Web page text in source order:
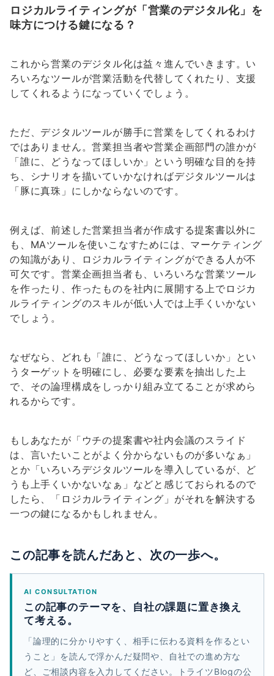
ロジカルライティングが「営業のデジタル化」を
味方につける鍵になる？
これから営業のデジタル化は益々進んでいきます。い
ろいろなツールが営業活動を代替してくれたり、支援
してくれるようになっていくでしょう。
ただ、デジタルツールが勝手に営業をしてくれるわけ
ではありません。営業担当者や営業企画部門の誰かが
「誰に、どうなってほしいか」という明確な目的を持
ち、シナリオを描いていかなければデジタルツールは
「豚に真珠」にしかならないのです。
例えば、前述した営業担当者が作成する提案書以外に
も、MAツールを使いこなすためには、マーケティング
の知識があり、ロジカルライティングができる人が不
可欠です。営業企画担当者も、いろいろな営業ツール
を作ったり、作ったものを社内に展開する上でロジカ
ルライティングのスキルが低い人では上手くいかない
でしょう。
なぜなら、どれも「誰に、どうなってほしいか」とい
うターゲットを明確にし、必要な要素を抽出した上
で、その論理構成をしっかり組み立てることが求めら
れるからです。
もしあなたが「ウチの提案書や社内会議のスライド
は、言いたいことがよく分からないものが多いなぁ」
とか「いろいろデジタルツールを導入しているが、ど
うも上手くいかないなぁ」などと感じておられるので
したら、「ロジカルライティング」がそれを解決する
一つの鍵になるかもしれません。
この記事を読んだあと、次の一歩へ。
AI CONSULTATION
この記事のテーマを、自社の課題に置き換え
て考える。
「論理的に分かりやすく、相手に伝わる資料を作るとい
うこと」を読んで浮かんだ疑問や、自社での進め方な
ど、ご相談内容を入力してください。トライツBlogの公